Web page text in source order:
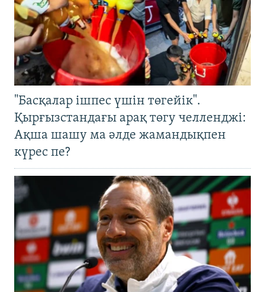
"Басқалар ішпес үшін төгейік".
Қырғызстандағы арақ төгу челленджі:
Ақша шашу ма әлде жамандықпен
күрес пе?